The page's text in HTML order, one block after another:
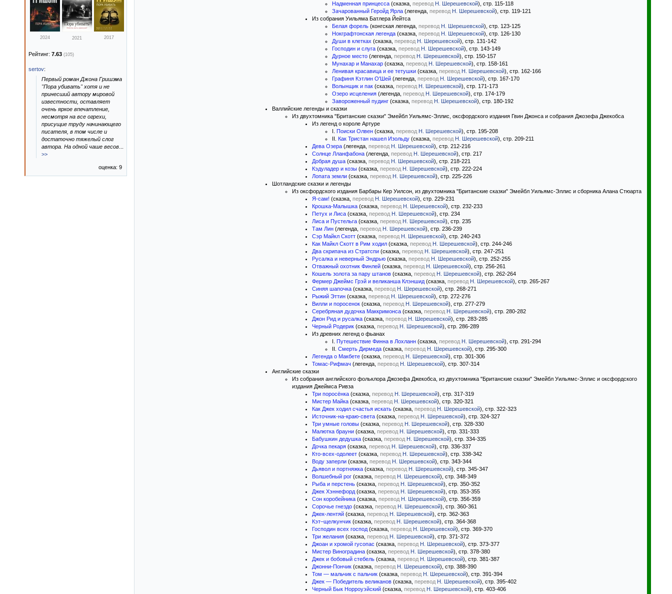
Надменная принцесса (сказка, перевод Н. Шерешевской), стр. 115-118
Зачарованный Геройд Ярла (легенда, перевод Н. Шерешевской), стр. 119-121
Из собрания Уильяма Батлера Йейтса
Белая форель (конгская легенда, перевод Н. Шерешевской), стр. 123-125
Нокграфтонская легенда (сказка, перевод Н. Шерешевской), стр. 126-130
Души в клетках (сказка, перевод Н. Шерешевской), стр. 131-142
Господин и слуга (сказка, перевод Н. Шерешевской), стр. 143-149
Дурное место (легенда, перевод Н. Шерешевской), стр. 150-157
Мунахар и Манахар (сказка, перевод Н. Шерешевской), стр. 158-161
Ленивая красавица и ее тетушки (сказка, перевод Н. Шерешевской), стр. 162-166
Графиня Кэтлин О'Шей (легенда, перевод Н. Шерешевской), стр. 167-170
Волынщик и пак (сказка, перевод Н. Шерешевской), стр. 171-173
Озеро исцеления (легенда, перевод Н. Шерешевской), стр. 174-179
Завороженный пудинг (сказка, перевод Н. Шерешевской), стр. 180-192
Валлийские легенды и сказки
Из двухтомника "Британские сказки" Эмейбл Уильямс-Эллис, оксфордского издания Гвин Джонса и собрания Джозефа Джекобса
Из легенд о короле Артуре
I. Поиски Олвен (сказка, перевод Н. Шерешевской), стр. 195-208
II. Как Тристан нашел Изольду (сказка, перевод Н. Шерешевской), стр. 209-211
Дева Озера (легенда, перевод Н. Шерешевской), стр. 212-216
Солнце Лланфабона (легенда, перевод Н. Шерешевской), стр. 217
Добрая душа (сказка, перевод Н. Шерешевской), стр. 218-221
Кэдуладер и козы (сказка, перевод Н. Шерешевской), стр. 222-224
Лопата земли (сказка, перевод Н. Шерешевской), стр. 225-226
Шотландские сказки и легенды
Из оксфордского издания Барбары Кер Уилсон, из двухтомника "Британские сказки" Эмейбл Уильямс-Эллис и сборника Алана Стюарта
Я-сам! (сказка, перевод Н. Шерешевской), стр. 229-231
Крошка-Малышка (сказка, перевод Н. Шерешевской), стр. 232-233
Петух и Лиса (сказка, перевод Н. Шерешевской), стр. 234
Лиса и Пустельга (сказка, перевод Н. Шерешевской), стр. 235
Там Лин (легенда, перевод Н. Шерешевской), стр. 236-239
Сэр Майкл Скотт (сказка, перевод Н. Шерешевской), стр. 240-243
Как Майкл Скотт в Рим ходил (сказка, перевод Н. Шерешевской), стр. 244-246
Два скрипача из Стратспи (сказка, перевод Н. Шерешевской), стр. 247-251
Русалка и неверный Эндрью (сказка, перевод Н. Шерешевской), стр. 252-255
Отважный охотник Финлей (сказка, перевод Н. Шерешевской), стр. 256-261
Кошель золота за пару штанов (сказка, перевод Н. Шерешевской), стр. 262-264
Фермер Джеймс Грэй и великанша Клэншид (сказка, перевод Н. Шерешевской), стр. 265-267
Синяя шапочка (сказка, перевод Н. Шерешевской), стр. 268-271
Рыжий Эттин (сказка, перевод Н. Шерешевской), стр. 272-276
Вилли и поросенок (сказка, перевод Н. Шерешевской), стр. 277-279
Серебряная дудочка Маккримонса (сказка, перевод Н. Шерешевской), стр. 280-282
Джон Рид и русалка (сказка, перевод Н. Шерешевской), стр. 283-285
Черный Родерик (сказка, перевод Н. Шерешевской), стр. 286-289
Из древних легенд о фьанах
I. Путешествие Финна в Лохланн (сказка, перевод Н. Шерешевской), стр. 291-294
II. Смерть Дирмеда (сказка, перевод Н. Шерешевской), стр. 295-300
Легенда о Макбете (сказка, перевод Н. Шерешевской), стр. 301-306
Томас-Рифмач (легенда, перевод Н. Шерешевской), стр. 307-314
Английские сказки
Из собрания английского фольклора Джозефа Джекобса, из двухтомника "Британские сказки" Эмейбл Уильямс-Эллис и оксфордского
издания Джеймса Ривза
Три поросёнка (сказка, перевод Н. Шерешевской), стр. 317-319
Мистер Майка (сказка, перевод Н. Шерешевской), стр. 320-321
Как Джек ходил счастья искать (сказка, перевод Н. Шерешевской), стр. 322-323
Источник-на-краю-света (сказка, перевод Н. Шерешевской), стр. 324-327
Три умные головы (сказка, перевод Н. Шерешевской), стр. 328-330
Малютка брауни (сказка, перевод Н. Шерешевской), стр. 331-333
Бабушкин дедушка (сказка, перевод Н. Шерешевской), стр. 334-335
Дочка пекаря (сказка, перевод Н. Шерешевской), стр. 336-337
Кто-всех-одолеет (сказка, перевод Н. Шерешевской), стр. 338-342
Воду заперли (сказка, перевод Н. Шерешевской), стр. 343-344
Дьявол и портняжка (сказка, перевод Н. Шерешевской), стр. 345-347
Волшебный рог (сказка, перевод Н. Шерешевской), стр. 348-349
Рыба и перстень (сказка, перевод Н. Шерешевской), стр. 350-352
Джек Хэннефорд (сказка, перевод Н. Шерешевской), стр. 353-355
Сон коробейника (сказка, перевод Н. Шерешевской), стр. 356-359
Сорочье гнездо (сказка, перевод Н. Шерешевской), стр. 360-361
Джек-лентяй (сказка, перевод Н. Шерешевской), стр. 362-363
Кэт–щелкунчик (сказка, перевод Н. Шерешевской), стр. 364-368
Господин всех господ (сказка, перевод Н. Шерешевской), стр. 369-370
Три желания (сказка, перевод Н. Шерешевской), стр. 371-372
Джоан и хромой гусопас (сказка, перевод Н. Шерешевской), стр. 373-377
Мистер Виноградина (сказка, перевод Н. Шерешевской), стр. 378-380
Джек и бобовый стебель (сказка, перевод Н. Шерешевской), стр. 381-387
Джонни-Пончик (сказка, перевод Н. Шерешевской), стр. 388-390
Том — мальчик с пальчик (сказка, перевод Н. Шерешевской), стр. 391-394
Джек — Победитель великанов (сказка, перевод Н. Шерешевской), стр. 395-402
Черный Бык Норроуэйский (сказка, перевод Н. Шерешевской), стр. 403-406
2024 2021 2017
Рейтинг: 7.63 (105)
sertov:
Первый роман Джона Гришэма
"Пора убивать" хотя и не
принесший автору мировой
известности, оставляет
очень яркое впечатление,
несмотря на все огрехи,
присущие труду начинающего
писателя, в том числе и
достаточно тяжелый слог
автора. На одной чаше весов
>>
оценка: 9